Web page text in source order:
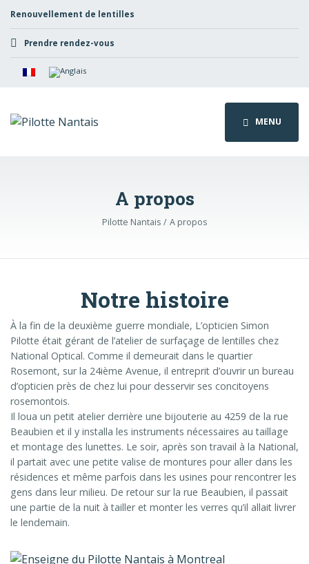
Renouvellement de lentilles
Prendre rendez-vous
MENU
A propos
Pilotte Nantais A propos
Notre histoire
À la fin de la deuxième guerre mondiale, L’opticien Simon
Pilotte était gérant de l’atelier de surfaçage de lentilles chez
National Optical. Comme il demeurait dans le quartier
Rosemont, sur la 24ième Avenue, il entreprit d’ouvrir un bureau
d’opticien près de chez lui pour desservir ses concitoyens
rosemontois.
Il loua un petit atelier derrière une bijouterie au 4259 de la rue
Beaubien et il y installa les instruments nécessaires au taillage
et montage des lunettes. Le soir, après son travail à la National,
il partait avec une petite valise de montures pour aller dans les
résidences et même parfois dans les usines pour rencontrer les
gens dans leur milieu. De retour sur la rue Beaubien, il passait
une partie de la nuit à tailler et monter les verres qu’il allait livrer
le lendemain.